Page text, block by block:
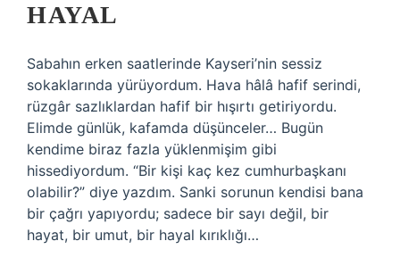
HAYAL
Sabahın erken saatlerinde Kayseri’nin sessiz
sokaklarında yürüyordum. Hava hâlâ hafif serindi,
rüzgâr sazlıklardan hafif bir hışırtı getiriyordu.
Elimde günlük, kafamda düşünceler… Bugün
kendime biraz fazla yüklenmişim gibi
hissediyordum. “Bir kişi kaç kez cumhurbaşkanı
olabilir?” diye yazdım. Sanki sorunun kendisi bana
bir çağrı yapıyordu; sadece bir sayı değil, bir
hayat, bir umut, bir hayal kırıklığı…